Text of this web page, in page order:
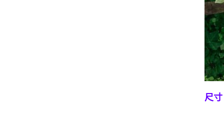
尺